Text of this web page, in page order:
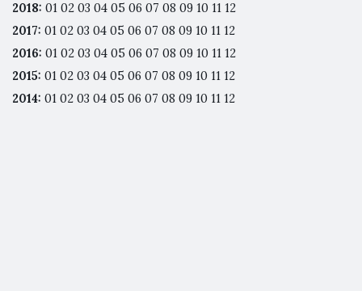
2018: 01 02 03 04 05 06 07 08 09 10 11 12
2017: 01 02 03 04 05 06 07 08 09 10 11 12
2016: 01 02 03 04 05 06 07 08 09 10 11 12
2015: 01 02 03 04 05 06 07 08 09 10 11 12
2014: 01 02 03 04 05 06 07 08 09 10 11 12